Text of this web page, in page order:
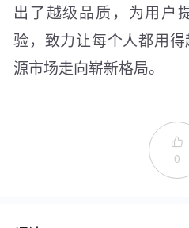
出了越级品质，为用户
验，致力让每个人都用
源市场走向崭新格局。

0